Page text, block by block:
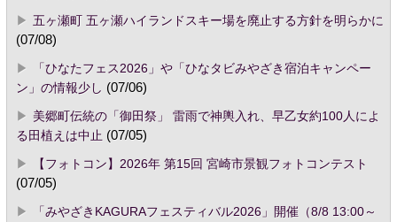
五ヶ瀬町 五ヶ瀬ハイランドスキー場を廃止する方針を明らかに
(07/08)
「ひなたフェス2026」や「ひなタビみやざき宿泊キャンペー
ン」の情報少し (07/06)
美郷町伝統の「御田祭」 雷雨で神輿入れ、早乙女約100人によ
る田植えは中止 (07/05)
【フォトコン】2026年 第15回 宮崎市景観フォトコンテスト
(07/05)
「みやざきKAGURAフェスティバル2026」開催（8/8 13:00～